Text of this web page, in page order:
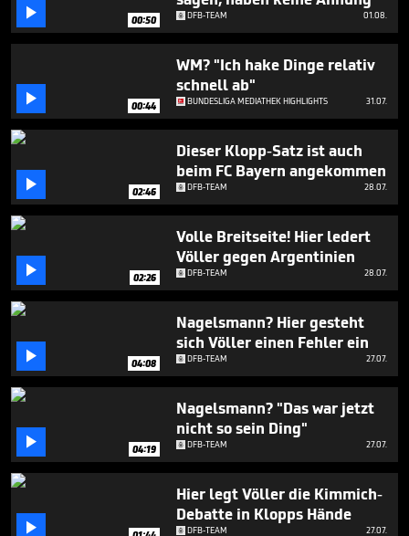
seconds
 00:50 DFB-TEAM 01.08.
 00:44
WM? "Ich hake Dinge relativ
schnell ab"
BUNDESLIGA MEDIATHEK HIGHLIGHTS 31.07.
 02:46
Dieser Klopp-Satz ist auch
beim FC Bayern angekommen
DFB-TEAM 28.07.
 02:26
Volle Breitseite! Hier ledert
Völler gegen Argentinien
DFB-TEAM 28.07.
 04:08
Nagelsmann? Hier gesteht
sich Völler einen Fehler ein
DFB-TEAM 27.07.
 04:19
Nagelsmann? "Das war jetzt
nicht so sein Ding"
DFB-TEAM 27.07.

Hier legt Völler die Kimmich-
Debatte in Klopps Hände
DFB-TEAM 27.07.